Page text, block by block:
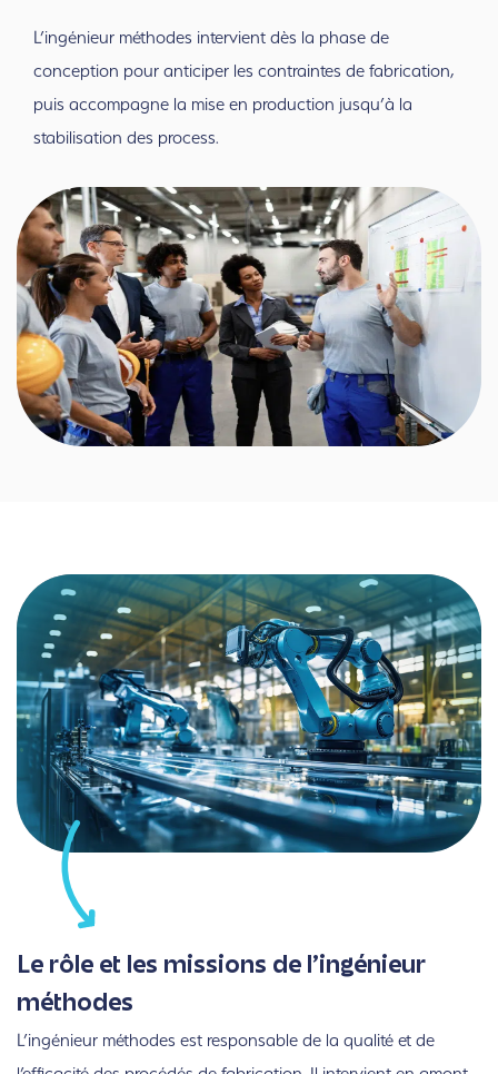
L’ingénieur méthodes intervient dès la phase de
conception pour anticiper les contraintes de fabrication,
puis accompagne la mise en production jusqu’à la
stabilisation des process.
Le rôle et les missions de l’ingénieur
méthodes
L’ingénieur méthodes est responsable de la qualité et de